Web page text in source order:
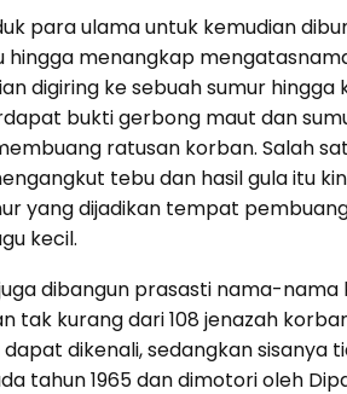
para ulama untuk kemudian
hingga menangkap
digiring ke sebuah sumur hingga
bukti gerbong maut dan
ratusan korban. Salah
tebu dan hasil gula itu
yang dijadikan tempat
kecil.
dibangun prasasti nama-nama
tak kurang dari 108 jenazah
dikenali, sedangkan sisanya
tahun 1965 dan dimotori oleh